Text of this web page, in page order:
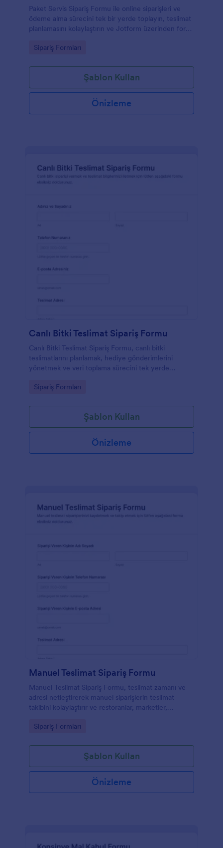
Paket Servis Sipariş Formu ile online siparişleri ve
ödeme alma sürecini tek bir yerde toplayın, teslimat
planlamasını kolaylaştırın ve Jotform üzerinden form
Go to Category:
Sipariş Formları
Şablon Kullan
Önizleme
Canlı Bitki Teslimat Sipariş Formu
Canlı Bitki Teslimat Sipariş Formu, canlı bitki
teslimatlarını planlamak, hediye gönderimlerini
yönetmek ve veri toplama sürecini tek yerde
uygundur.
Go to Category:
Sipariş Formları
Şablon Kullan
Önizleme
Manuel Teslimat Sipariş Formu
Manuel Teslimat Sipariş Formu, teslimat zamanı ve
adresi netleştirerek manuel siparişlerin teslimat
takibini kolaylaştırır ve restoranlar, marketler,
toplama sürecini düzenler.
Go to Category:
Sipariş Formları
Şablon Kullan
Önizleme